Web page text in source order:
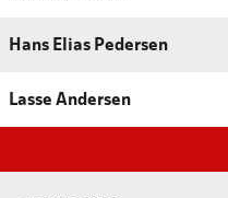
Hans Elias Pedersen
Lasse Andersen